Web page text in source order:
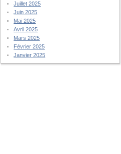
Juillet 2025
Juin 2025
Mai 2025
Avril 2025
Mars 2025
Février 2025
Janvier 2025